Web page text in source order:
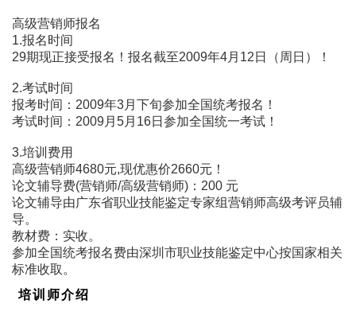
高级营销师报名
1.报名时间
29期现正接受报名！报名截至2009年4月12日（周日）！
2.考试时间
报考时间：2009年3月下旬参加全国统考报名！
考试时间：2009月5月16日参加全国统一考试！
3.培训费用
高级营销师4680元,现优惠价2660元！
论文辅导费(营销师/高级营销师)：200 元
论文辅导由广东省职业技能鉴定专家组营销师高级考评员辅
导。
教材费：实收。
参加全国统考报名费由深圳市职业技能鉴定中心按国家相关
标准收取。
培训师介绍